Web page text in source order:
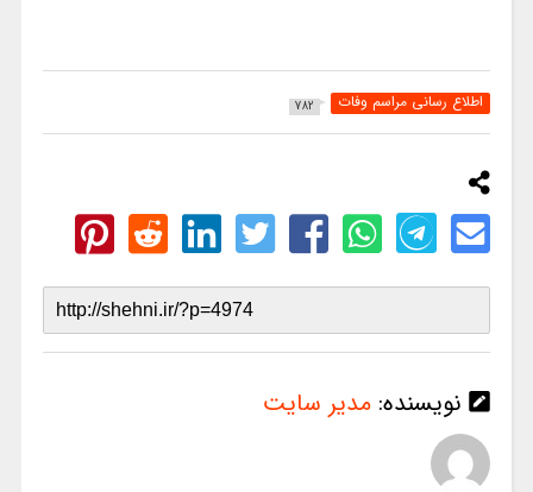
اطلاع رسانی مراسم وفات 782
نویسنده: مدیر سایت